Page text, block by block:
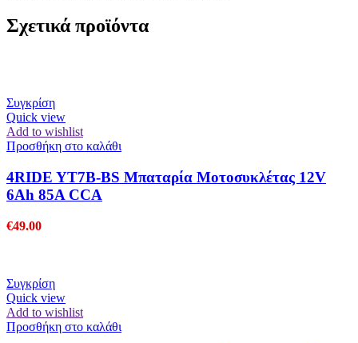
Σχετικά προϊόντα
Συγκρίση
Quick view
Add to wishlist
Προσθήκη στο καλάθι
4RIDE YT7B-BS Μπαταρία Μοτοσυκλέτας 12V
6Ah 85A CCA
€49.00
Συγκρίση
Quick view
Add to wishlist
Προσθήκη στο καλάθι